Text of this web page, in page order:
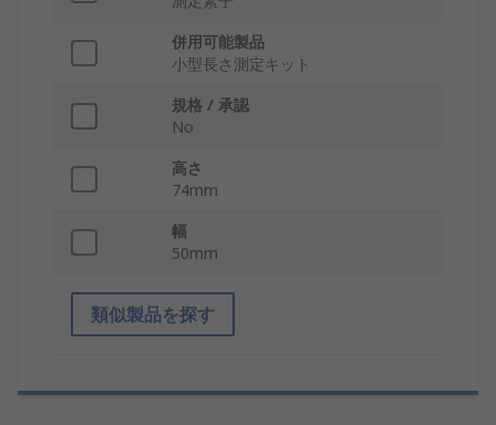
併用可能製品
小型長さ測定キット
規格 / 承認
No
高さ
74mm
幅
50mm
類似製品を探す